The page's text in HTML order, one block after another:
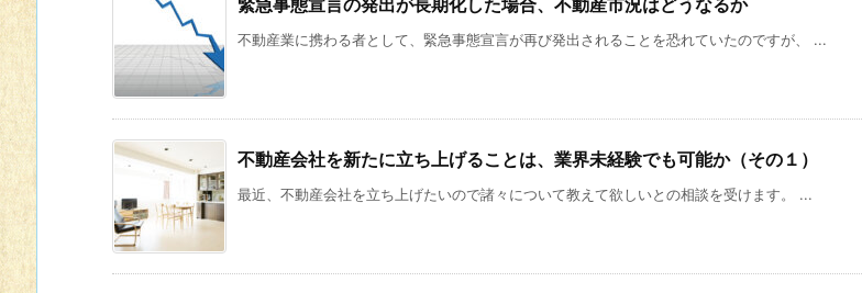
不動産業に携わる者として、緊急事態宣言が再び発出されることを恐れていたのですが、 ...
不動産会社を新たに立ち上げることは、業界未経験でも可能か（その１）
最近、不動産会社を立ち上げたいので諸々について教えて欲しいとの相談を受けます。 ...